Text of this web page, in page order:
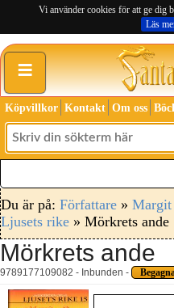
Vi använder cookies för att ge dig
Läs
≡
Köpvillkor Kontakt Om oss
Du är på: Författare » Margit
Ljusets rike » Mörkrets ande
Mörkrets ande
9789177109082 - Inbunden -